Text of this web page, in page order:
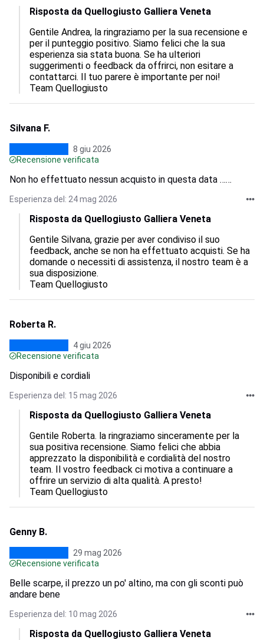
Risposta da Quellogiusto Galliera Veneta
Gentile Andrea, la ringraziamo per la sua recensione e
per il punteggio positivo. Siamo felici che la sua
esperienza sia stata buona. Se ha ulteriori
suggerimenti o feedback da offrirci, non esitare a
contattarci. Il tuo parere è importante per noi!
Team Quellogiusto
Silvana F.
8 giu 2026
Recensione verificata
Non ho effettuato nessun acquisto in questa data ……
Esperienza del: 24 mag 2026
Risposta da Quellogiusto Galliera Veneta
Gentile Silvana, grazie per aver condiviso il suo
feedback, anche se non ha effettuato acquisti. Se ha
domande o necessiti di assistenza, il nostro team è a
sua disposizione.
Team Quellogiusto
Roberta R.
4 giu 2026
Recensione verificata
Disponibili e cordiali
Esperienza del: 15 mag 2026
Risposta da Quellogiusto Galliera Veneta
Gentile Roberta. la ringraziamo sinceramente per la
sua positiva recensione. Siamo felici che abbia
apprezzato la disponibilità e cordialità del nostro
team. Il vostro feedback ci motiva a continuare a
offrire un servizio di alta qualità. A presto!
Team Quellogiusto
Genny B.
29 mag 2026
Recensione verificata
Belle scarpe, il prezzo un po' altino, ma con gli sconti può
andare bene
Esperienza del: 10 mag 2026
Risposta da Quellogiusto Galliera Veneta